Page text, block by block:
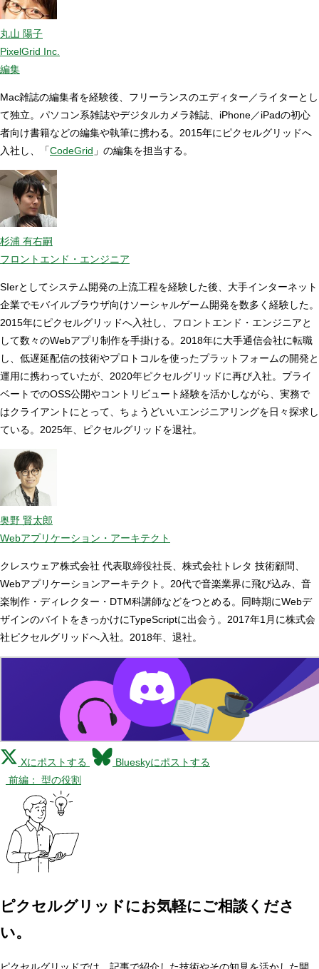
丸山 陽子
PixelGrid Inc.
編集
Mac雑誌の編集者を経験後、フリーランスのエディター／ライターとし
て独立。パソコン系雑誌やデジタルカメラ雑誌、iPhone／iPadの初心
者向け書籍などの編集や執筆に携わる。2015年にピクセルグリッドへ
入社し、「CodeGrid 」の編集を担当する。
杉浦 有右嗣
フロントエンド・エンジニア
SIerとしてシステム開発の上流工程を経験した後、大手インターネット
企業でモバイルブラウザ向けソーシャルゲーム開発を数多く経験した。
2015年にピクセルグリッドへ入社し、フロントエンド・エンジニアと
して数々のWebアプリ制作を手掛ける。2018年に大手通信会社に転職
し、低遅延配信の技術やプロトコルを使ったプラットフォームの開発と
運用に携わっていたが、2020年ピクセルグリッドに再び入社。プライ
ベートでのOSS公開やコントリビュート経験を活かしながら、実務で
はクライアントにとって、ちょうどいいエンジニアリングを日々探求し
ている。2025年、ピクセルグリッドを退社。
奥野 賢太郎
Webアプリケーション・アーキテクト
クレスウェア株式会社 代表取締役社長、株式会社トレタ 技術顧問、
Webアプリケーションアーキテクト。20代で音楽業界に飛び込み、音
楽制作・ディレクター・DTM科講師などをつとめる。同時期にWebデ
ザインのバイトをきっかけにTypeScriptに出会う。2017年1月に株式会
社ピクセルグリッドへ入社。2018年、退社。
Xにポストする
Blueskyにポストする
前編： 型の役割
ピクセルグリッドにお気軽にご相談くださ
い。
ピクセルグリッドでは、記事で紹介した技術やその知見を活かした開